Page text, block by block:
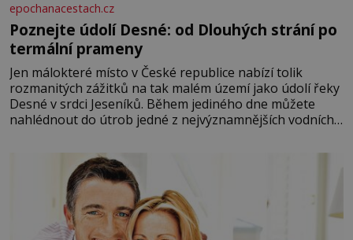
epochanacestach.cz
Poznejte údolí Desné: od Dlouhých strání po
termální prameny
Jen málokteré místo v České republice nabízí tolik
rozmanitých zážitků na tak malém území jako údolí řeky
Desné v srdci Jeseníků. Během jediného dne můžete
nahlédnout do útrob jedné z nejvýznamnějších vodních
se na koloběžce a den zakončit poznáváním památek ve
Velkých Losinách nebo v termálním